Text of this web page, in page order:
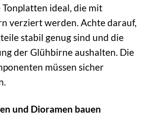
ideal, die mit
verziert werden. Achte darauf,
stabil genug sind und die
der Glühbirne aushalten. Die
müssen sicher
und Dioramen bauen